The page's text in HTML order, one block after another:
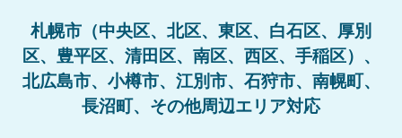
札幌市（中央区、北区、東区、白石区、厚別
区、豊平区、清田区、南区、西区、手稲区）、
北広島市、小樽市、江別市、石狩市、南幌町、
長沼町、その他周辺エリア対応